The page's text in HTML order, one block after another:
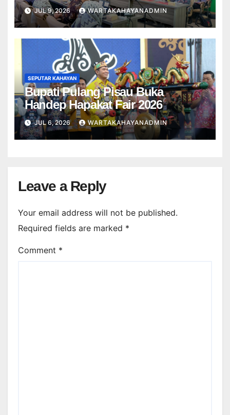
JUL 9, 2026 WARTAKAHAYANADMIN
SEPUTAR KAHAYAN
Bupati Pulang Pisau Buka
Handep Hapakat Fair 2026
JUL 6, 2026 WARTAKAHAYANADMIN
Leave a Reply
Your email address will not be published.
Required fields are marked *
Comment *